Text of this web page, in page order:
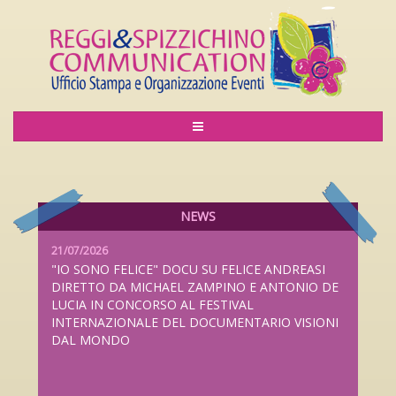
NEWS
06/08/2026
LILIANA CAVANI PREMIO ALLA CARRIERA AL
LUCCA FILM FESTIVAL 2026 DAL 26 SETTEMBRE
AL 4 OTTOBRE
21/07/2026
"IO SONO FELICE" DOCU SU FELICE ANDREASI
DIRETTO DA MICHAEL ZAMPINO E ANTONIO DE
LUCIA IN CONCORSO AL FESTIVAL
INTERNAZIONALE DEL DOCUMENTARIO VISIONI
DAL MONDO